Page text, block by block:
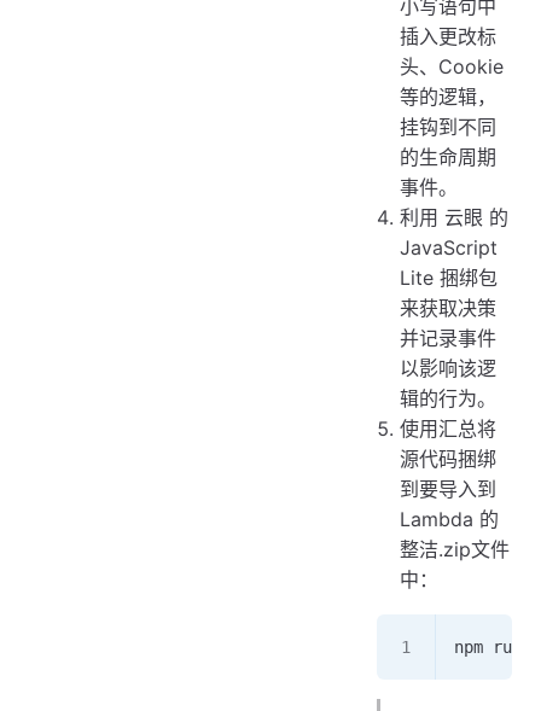
小写语句中
插入更改标
头、Cookie
等的逻辑，
挂钩到不同
的生命周期
事件。
利用 云眼 的
JavaScript
Lite 捆绑包
来获取决策
并记录事件
以影响该逻
辑的行为。
使用汇总将
源代码捆绑
到要导入到
Lambda 的
整洁.zip文件
中：
npm run